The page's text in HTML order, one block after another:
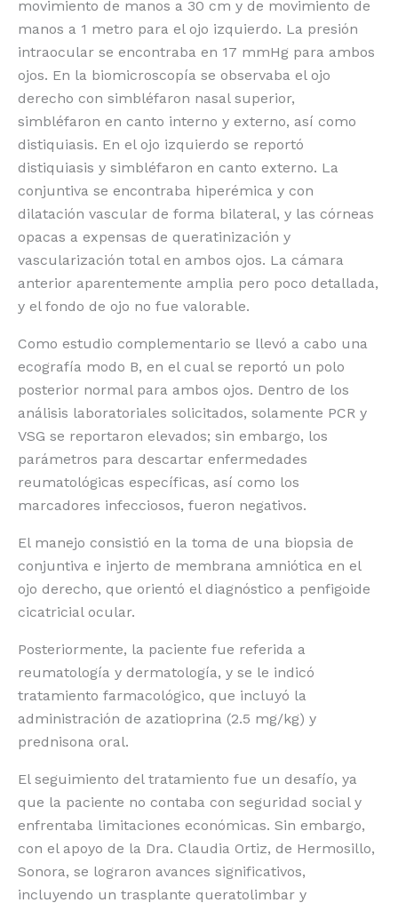
movimiento de manos a 30 cm y de movimiento de
manos a 1 metro para el ojo izquierdo. La presión
intraocular se encontraba en 17 mmHg para ambos
ojos. En la biomicroscopía se observaba el ojo
derecho con simbléfaron nasal superior,
simbléfaron en canto interno y externo, así como
distiquiasis. En el ojo izquierdo se reportó
distiquiasis y simbléfaron en canto externo. La
conjuntiva se encontraba hiperémica y con
dilatación vascular de forma bilateral, y las córneas
opacas a expensas de queratinización y
vascularización total en ambos ojos. La cámara
anterior aparentemente amplia pero poco detallada,
y el fondo de ojo no fue valorable.
Como estudio complementario se llevó a cabo una
ecografía modo B, en el cual se reportó un polo
posterior normal para ambos ojos. Dentro de los
análisis laboratoriales solicitados, solamente PCR y
VSG se reportaron elevados; sin embargo, los
parámetros para descartar enfermedades
reumatológicas específicas, así como los
marcadores infecciosos, fueron negativos.
El manejo consistió en la toma de una biopsia de
conjuntiva e injerto de membrana amniótica en el
ojo derecho, que orientó el diagnóstico a penfigoide
cicatricial ocular.
Posteriormente, la paciente fue referida a
reumatología y dermatología, y se le indicó
tratamiento farmacológico, que incluyó la
administración de azatioprina (2.5 mg/kg) y
prednisona oral.
El seguimiento del tratamiento fue un desafío, ya
que la paciente no contaba con seguridad social y
enfrentaba limitaciones económicas. Sin embargo,
con el apoyo de la Dra. Claudia Ortiz, de Hermosillo,
Sonora, se lograron avances significativos,
incluyendo un trasplante queratolimbar y